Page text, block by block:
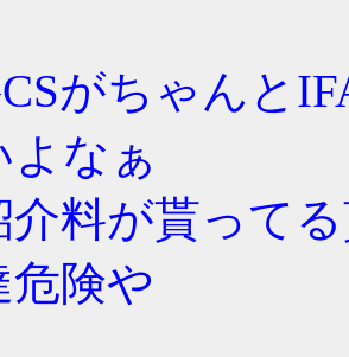
がちゃんと
よなぁ
介料が貰って
危険や